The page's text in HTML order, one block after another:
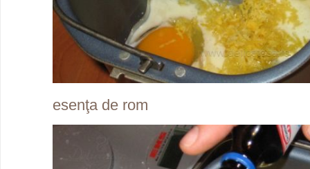
esenţa de rom